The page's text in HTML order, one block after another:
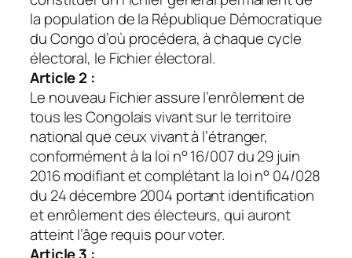
la population de la République Démocratique
du Congo d’où procédera, à chaque cycle
électoral, le Fichier électoral.
Article 2 :
Le nouveau Fichier assure l’enrôlement de
tous les Congolais vivant sur le territoire
national que ceux vivant à l’étranger,
conformément à la loi n° 16/007 du 29 juin
2016 modifiant et complétant la loi n° 04/028
du 24 décembre 2004 portant identification
et enrôlement des électeurs, qui auront
atteint l’âge requis pour voter.
Article 3 :